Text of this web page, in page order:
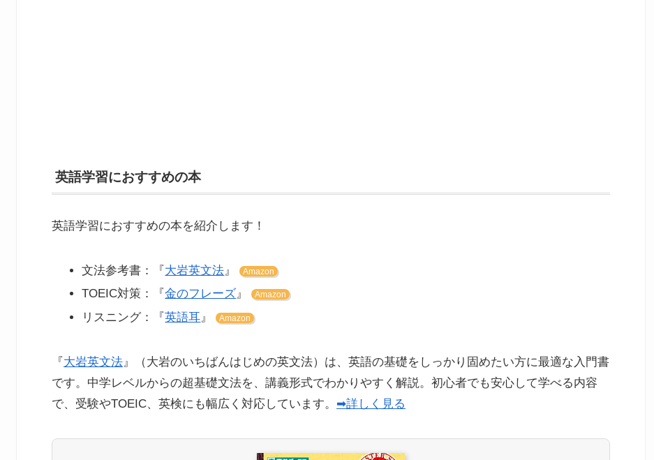
英語学習におすすめの本
英語学習におすすめの本を紹介します！
文法参考書：『大岩英文法』 Amazon
TOEIC対策：『金のフレーズ』 Amazon
リスニング：『英語耳 』 Amazon
『大岩英文法 』（大岩のいちばんはじめの英文法）は、英語の基礎をしっかり固めたい方に最適な入門書
です。中学レベルからの超基礎文法を、講義形式でわかりやすく解説。初心者でも安心して学べる内容
で、受験やTOEIC、英検にも幅広く対応しています。 ➡詳しく見る